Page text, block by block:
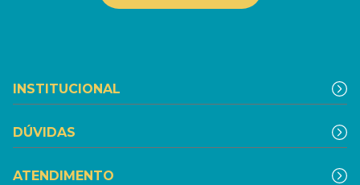
INSTITUCIONAL
DÚVIDAS
ATENDIMENTO